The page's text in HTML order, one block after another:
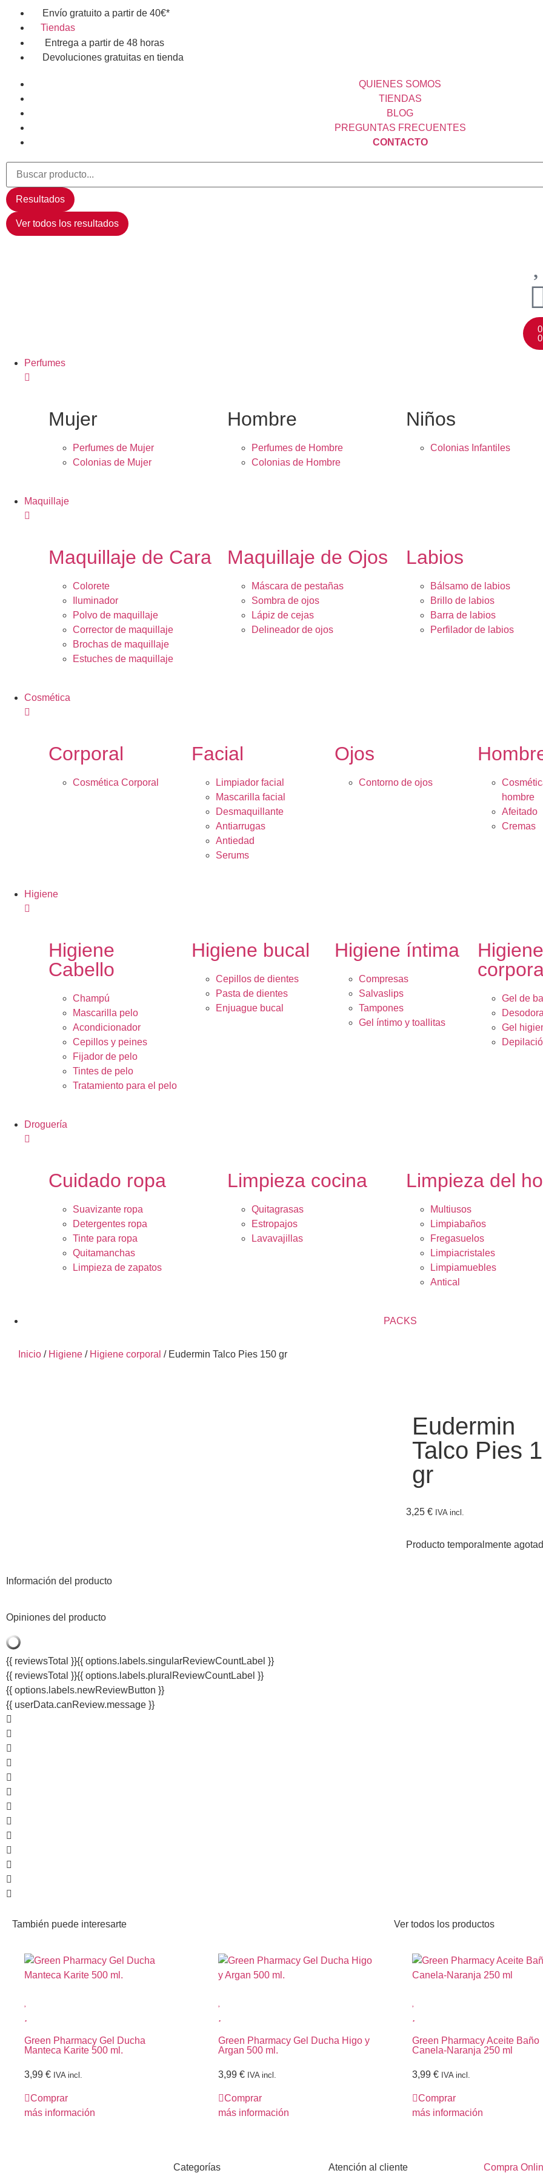
Envío gratuito a partir de 40€*
Tiendas
Entrega a partir de 48 horas
Devoluciones gratuitas en tienda
QUIENES SOMOS
TIENDAS
BLOG
PREGUNTAS FRECUENTES
CONTACTO
Resultados
Ver todos los resultados
0
Perfumes
Mujer
Perfumes de Mujer
Colonias de Mujer
Hombre
Perfumes de Hombre
Colonias de Hombre
Niños
Colonias Infantiles
Maquillaje
Maquillaje de Cara
Colorete
Iluminador
Polvo de maquillaje
Corrector de maquillaje
Brochas de maquillaje
Estuches de maquillaje
Maquillaje de Ojos
Máscara de pestañas
Sombra de ojos
Lápiz de cejas
Delineador de ojos
Labios
Bálsamo de labios
Brillo de labios
Barra de labios
Perfilador de labios
Cosmética
Corporal
Cosmética Corporal
Facial
Limpiador facial
Mascarilla facial
Desmaquillante
Antiarrugas
Antiedad
Serums
Ojos
Contorno de ojos
hombre
Afeitado
Cremas
Higiene
Higiene
Cabello
Champú
Mascarilla pelo
Acondicionador
Cepillos y peines
Fijador de pelo
Tintes de pelo
Tratamiento para el pelo
Higiene bucal
Cepillos de dientes
Pasta de dientes
Enjuague bucal
Higiene íntima
Compresas
Salvaslips
Tampones
Gel íntimo y toallitas
Higiene
Gel de
Gel
Droguería
Cuidado ropa
Suavizante ropa
Detergentes ropa
Tinte para ropa
Quitamanchas
Limpieza de zapatos
Limpieza cocina
Quitagrasas
Estropajos
Lavavajillas
Limpieza del
Multiusos
Limpiabaños
Fregasuelos
Limpiacristales
Limpiamuebles
Antical
PACKS
Inicio / Higiene / Higiene corporal / Eudermin Talco Pies 150 gr
Eudermin
Talco Pies
gr
3,25 € IVA incl.
Producto temporalmente
Información del producto
Opiniones del producto
{{ reviewsTotal }}{{ options.labels.singularReviewCountLabel }}
{{ reviewsTotal }}{{ options.labels.pluralReviewCountLabel }}
{{ options.labels.newReviewButton }}
{{ userData.canReview.message }}
También puede interesarte Ver todos los productos
Green Pharmacy Gel Ducha
Manteca Karite 500 ml.
3,99 € IVA incl.
Comprar
más información
Green Pharmacy Gel Ducha Higo y
Argan 500 ml.
3,99 € IVA incl.
Comprar
más información
Green Pharmacy Aceite Baño
Canela-Naranja 250 ml
3,99 € IVA incl.
Comprar
más información
Categorías Atención al cliente Compra